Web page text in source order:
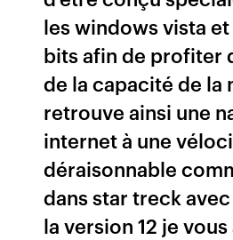
les windows vista
bits afin de profiter
de la capacité de la
retrouve ainsi une
internet à une
déraisonnable
dans star treck
la version 12 je